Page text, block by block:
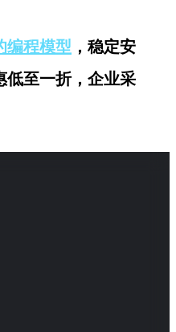
编程模型 ，稳定安
低至一折，企业采